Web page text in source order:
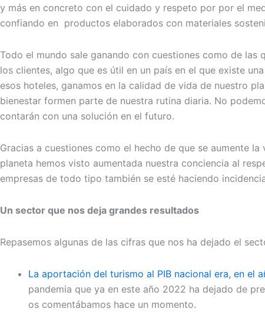
y más en concreto con el cuidado y respeto por por el
confiando en productos elaborados con materiales
Todo el mundo sale ganando con cuestiones como de
los clientes, algo que es útil en un país en el que existe
esos hoteles, ganamos en la calidad de vida de nuestro
bienestar formen parte de nuestra rutina diaria. No
contarán con una solución en el futuro.
Gracias a cuestiones como el hecho de que se aumente
planeta hemos visto aumentada nuestra conciencia al
empresas de todo tipo también se esté haciendo
Un sector que nos deja grandes resultados
Repasemos algunas de las cifras que nos ha dejado el
La aportación del turismo al PIB nacional era, en el
pandemia que ya en este año 2022 ha dejado de
os comentábamos hace un momento.